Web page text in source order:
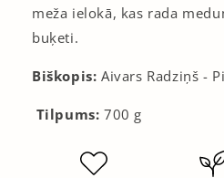
meža ielokā, kas rada
buķeti.
Biškopis: Aivars Radziņš -
Tilpums: 700 g